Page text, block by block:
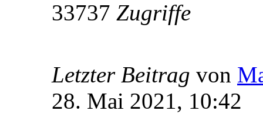
33737 Zugriffe
Letzter Beitrag von
28. Mai 2021, 10:42